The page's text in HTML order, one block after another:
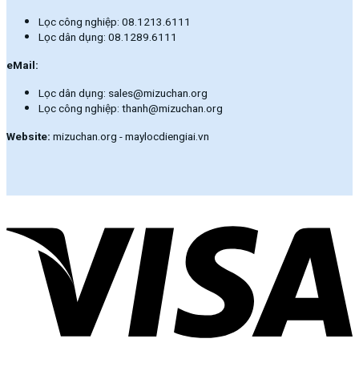
Lọc công nghiệp: 08.1213.6111
Lọc dân dụng: 08.1289.6111
eMail:
Lọc dân dụng: sales@mizuchan.org
Lọc công nghiệp: thanh@mizuchan.org
Website: mizuchan.org - maylocdiengiai.vn